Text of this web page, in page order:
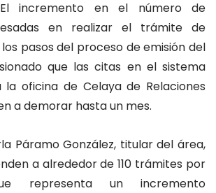
El incremento en el número de
en realizar el trámite de
pasos del proceso de emisión del
que las citas en el sistema
oficina de Celaya de Relaciones
a demorar hasta un mes.
Páramo González, titular del área,
a alrededor de 110 trámites por
representa un incremento